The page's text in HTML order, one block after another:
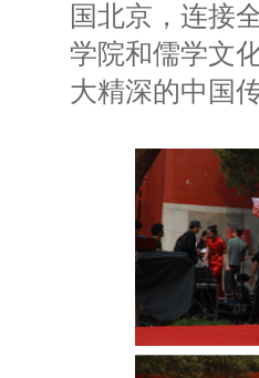
国北京，连接
学院和儒学文
大精深的中国